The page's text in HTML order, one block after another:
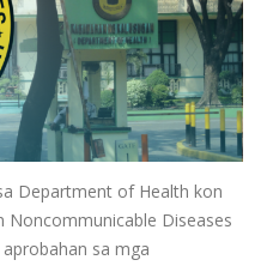
Department of Health kon
Noncommunicable Diseases
sa mga